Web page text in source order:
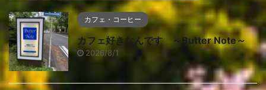
カフェ・コーヒー
カフェ好きなんです ～Butter Note～
2026/8/1